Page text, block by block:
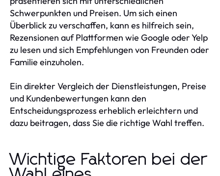
Schwerpunkten und Preisen. Um sich einen
Überblick zu verschaffen, kann es hilfreich sein,
Rezensionen auf Plattformen wie Google oder Yelp
zu lesen und sich Empfehlungen von Freunden oder
Familie einzuholen.
Ein direkter Vergleich der Dienstleistungen, Preise
und Kundenbewertungen kann den
Entscheidungsprozess erheblich erleichtern und
dazu beitragen, dass Sie die richtige Wahl treffen.
Wichtige Faktoren bei der